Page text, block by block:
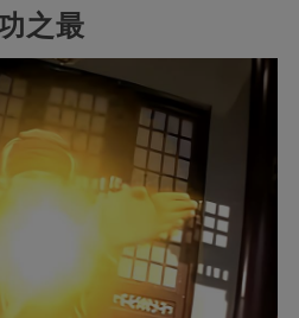
之最